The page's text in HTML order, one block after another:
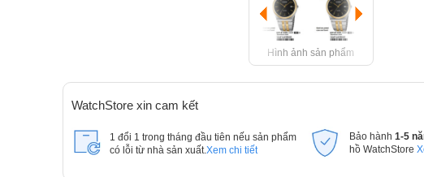
Hình ảnh sản phẩm
WatchStore xin cam kết
1 đổi 1 trong tháng đầu tiên nếu sản phẩm
có lỗi từ nhà sản xuất. Xem chi tiết
Bảo hành 1-5
hồ WatchStore